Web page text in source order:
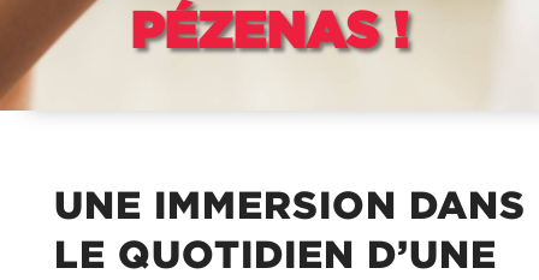
PÉZENAS !
UNE IMMERSION DANS
LE QUOTIDIEN D’UNE